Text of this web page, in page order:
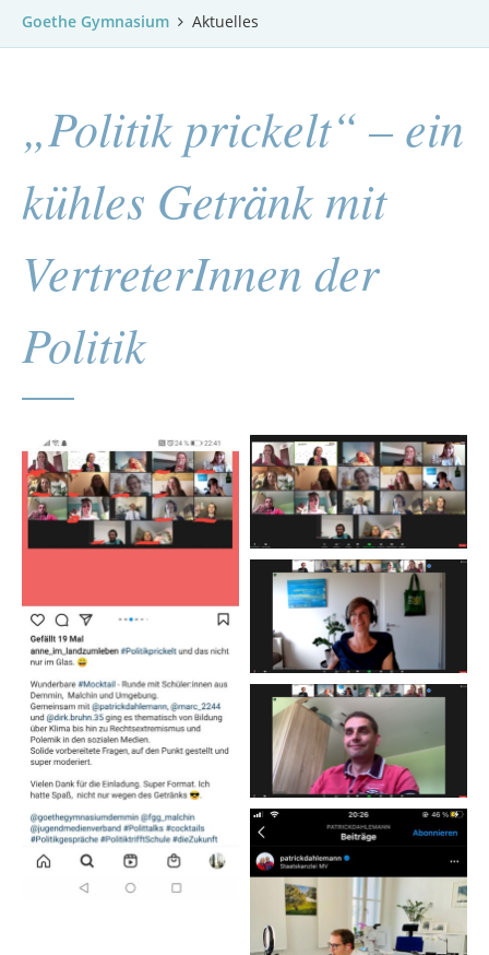
Goethe Gymnasium Aktuelles
„Politik prickelt“ – ein
kühles Getränk mit
VertreterInnen der
Politik